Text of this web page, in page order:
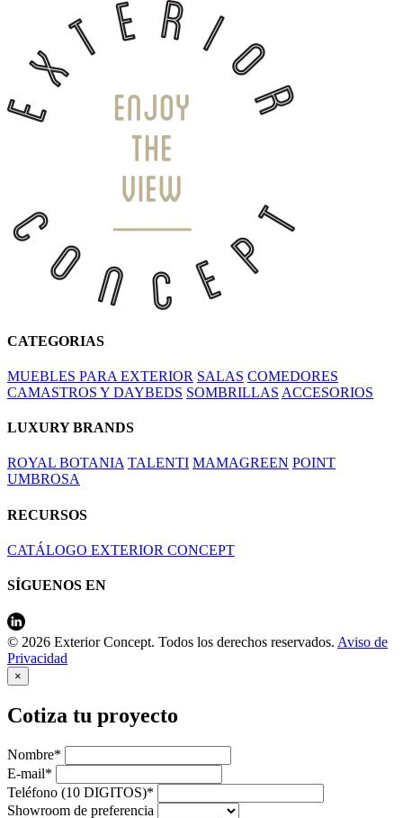
CATEGORIAS
MUEBLES PARA EXTERIOR SALAS COMEDORES
CAMASTROS Y DAYBEDS SOMBRILLAS ACCESORIOS
LUXURY BRANDS
ROYAL BOTANIA TALENTI MAMAGREEN POINT
UMBROSA
RECURSOS
CATÁLOGO EXTERIOR CONCEPT
SÍGUENOS EN
© 2026 Exterior Concept. Todos los derechos reservados. Aviso de
Privacidad
×
Cotiza tu proyecto
Nombre*
E-mail*
Teléfono (10 DIGITOS)*
Showroom de preferencia